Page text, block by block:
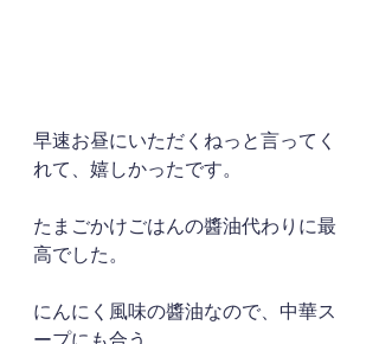
早速お昼にいただくねっと言ってく
れて、嬉しかったです。
たまごかけごはんの醬油代わりに最
高でした。
にんにく風味の醬油なので、中華ス